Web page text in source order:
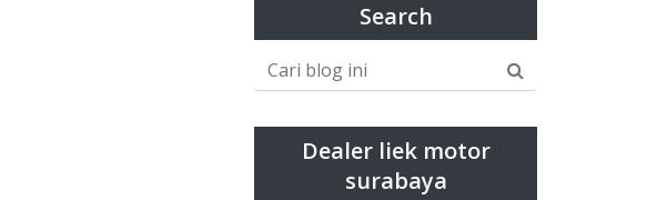
Search
Dealer liek motor
surabaya